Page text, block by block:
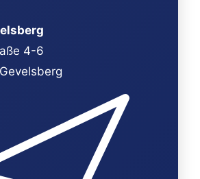
4-6